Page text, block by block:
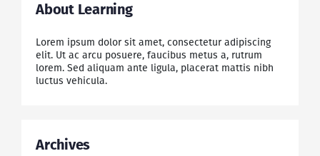
About Learning
Lorem ipsum dolor sit amet, consectetur adipiscing
elit. Ut ac arcu posuere, faucibus metus a, rutrum
lorem. Sed aliquam ante ligula, placerat mattis nibh
luctus vehicula.
Archives